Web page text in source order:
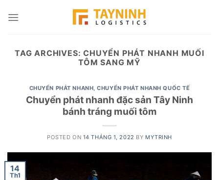
TAG ARCHIVES:CHUYỂN PHÁT NHANH MUỐI
TÔM SANG MỸ
CHUYỂN PHÁT NHANH,CHUYỂN PHÁT NHANH QUỐC TẾ
Chuyển phát nhanh đặc sản Tây Ninh
bánh tráng muối tôm
POSTED ON 14 THÁNG 1, 2022 BY MYTRINH
14
Th1